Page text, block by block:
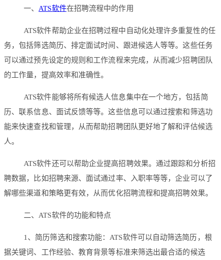
一、 ATS软件在招聘流程中的作用
ATS软件帮助企业在招聘过程中自动化处理许多重复性的任
务，包括筛选简历、排定面试时间、跟进候选人等等。这些任务
可以通过预先设定的规则和工作流程来完成，从而减少招聘团队
的工作量，提高效率和准确性。
ATS软件能够将所有候选人信息集中在一个地方，包括简
历、联系信息、面试反馈等等。这些信息可以通过搜索和筛选功
能来快速查找和管理，从而帮助招聘团队更好地了解和评估候选
人。
ATS软件还可以帮助企业提高招聘效果。通过跟踪和分析招
聘数据，比如招聘来源、面试通过率、入职率等等，企业可以了
解哪些渠道和策略更有效，从而优化招聘流程和提高招聘效果。
二、ATS软件的功能和特点
1、简历筛选和搜索功能：ATS软件可以自动筛选简历，根
据关键词、工作经验、教育背景等标准来筛选出最合适的候选